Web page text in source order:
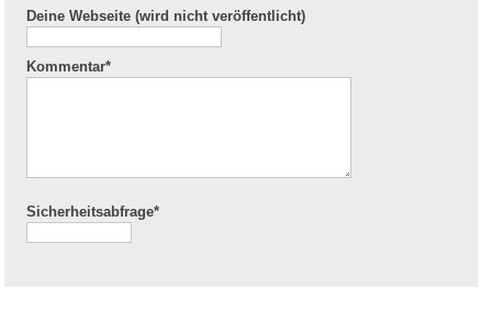
Deine Webseite (wird nicht veröffentlicht)
Kommentar*
Sicherheitsabfrage*